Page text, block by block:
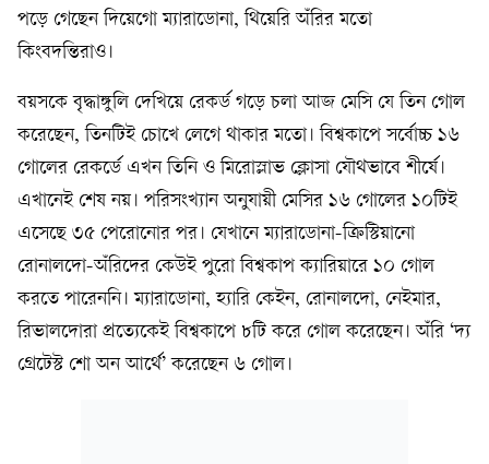
পড়ে গেছেন দিয়েগো ম্যারাডোনা, থিয়েরি অঁরির মতো
কিংবদন্তিরাও।
বয়সকে বৃদ্ধাঙ্গুলি দেখিয়ে রেকর্ড গড়ে চলা আজ মেসি যে তিন গোল
করেছেন, তিনটিই চোখে লেগে থাকার মতো। বিশ্বকাপে সর্বোচ্চ ১৬
গোলের রেকর্ডে এখন তিনি ও মিরোস্লাভ ক্লোসা যৌথভাবে শীর্ষে।
এখানেই শেষ নয়। পরিসংখ্যান অনুযায়ী মেসির ১৬ গোলের ১০টিই
এসেছে ৩৫ পেরোনোর পর। যেখানে ম্যারাডোনা-ক্রিস্টিয়ানো
রোনালদো-অঁরিদের কেউই পুরো বিশ্বকাপ ক্যারিয়ারে ১০ গোল
করতে পারেননি। ম্যারাডোনা, হ্যারি কেইন, রোনালদো, নেইমার,
রিভালদোরা প্রত্যেকেই বিশ্বকাপে ৮টি করে গোল করেছেন। অঁরি ‘দ্য
গ্রেটেস্ট শো অন আর্থে’ করেছেন ৬ গোল।